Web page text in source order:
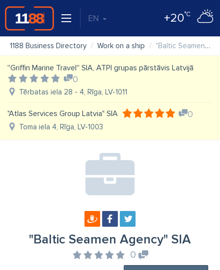
EN +20°C
1188 Business Directory Work on a ship "Baltic Seamen Agency" SIA
''Griffin Marine Travel'' SIA, ATPI grupas pārstāvis Latvijā
0
Tērbatas iela 28 - 4, Rīga, LV-1011
"Atlas Services Group Latvia" SIA 0
Toma iela 4, Rīga, LV-1003
"Baltic Seamen Agency" SIA
0